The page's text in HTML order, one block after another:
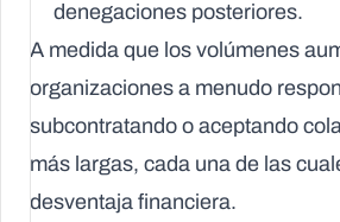
denegaciones posteriores.
A medida que los volúmenes
organizaciones a menudo
subcontratando o aceptando
más largas, cada una de las
desventaja financiera.